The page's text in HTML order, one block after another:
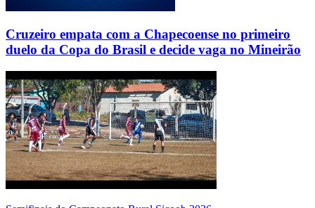
Cruzeiro empata com a Chapecoense no primeiro
duelo da Copa do Brasil e decide vaga no Mineirão